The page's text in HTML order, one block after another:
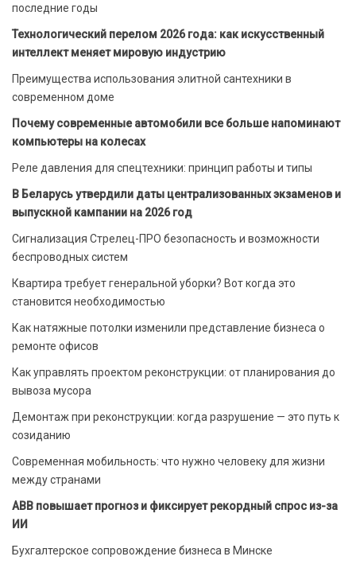
последние годы
Технологический перелом 2026 года: как искусственный
интеллект меняет мировую индустрию
Преимущества использования элитной сантехники в
современном доме
Почему современные автомобили все больше напоминают
компьютеры на колесах
Реле давления для спецтехники: принцип работы и типы
В Беларусь утвердили даты централизованных экзаменов и
выпускной кампании на 2026 год
Сигнализация Стрелец-ПРО безопасность и возможности
беспроводных систем
Квартира требует генеральной уборки? Вот когда это
становится необходимостью
Как натяжные потолки изменили представление бизнеса о
ремонте офисов
Как управлять проектом реконструкции: от планирования до
вывоза мусора
Демонтаж при реконструкции: когда разрушение — это путь к
созиданию
Современная мобильность: что нужно человеку для жизни
между странами
ABB повышает прогноз и фиксирует рекордный спрос из-за
ИИ
Бухгалтерское сопровождение бизнеса в Минске